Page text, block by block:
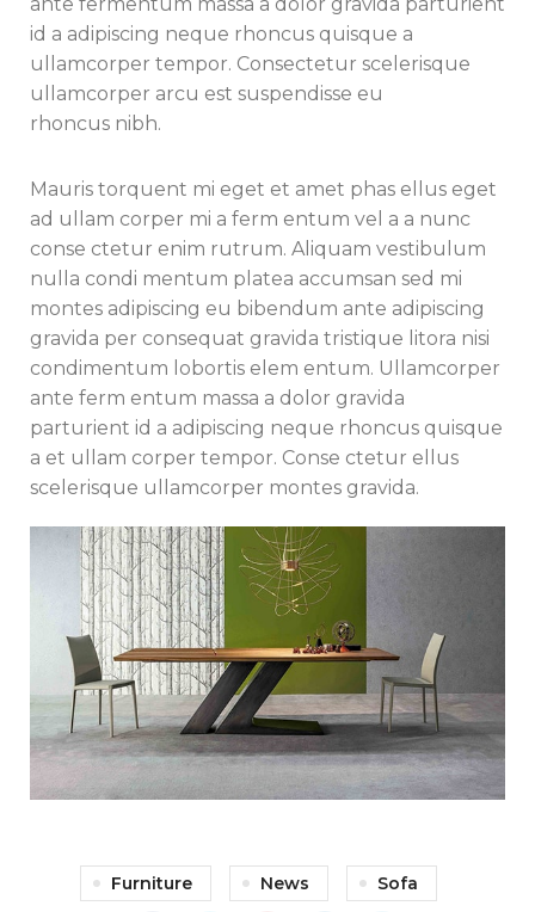
id a adipiscing neque rhoncus quisque a
ullamcorper tempor. Consectetur scelerisque
ullamcorper arcu est suspendisse eu
rhoncus nibh.
Mauris torquent mi eget et amet phas ellus eget
ad ullam corper mi a ferm entum vel a a nunc
conse ctetur enim rutrum. Aliquam vestibulum
nulla condi mentum platea accumsan sed mi
montes adipiscing eu bibendum ante adipiscing
gravida per consequat gravida tristique litora nisi
condimentum lobortis elem entum. Ullamcorper
ante ferm entum massa a dolor gravida
parturient id a adipiscing neque rhoncus quisque
a et ullam corper tempor. Conse ctetur ellus
scelerisque ullamcorper montes gravida.
Furniture News Sofa